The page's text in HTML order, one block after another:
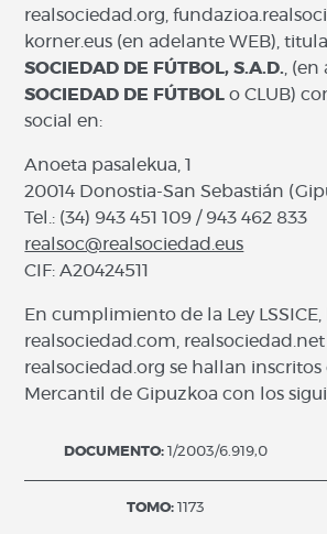
realsociedad.org,
korner.eus (en adelante WEB),
SOCIEDAD DE FÚTBOL, S.A.D., (en
SOCIEDAD DE FÚTBOL o CLUB)
social en:
Anoeta pasalekua, 1
20014 Donostia-San Sebastián
Tel.: (34) 943 451 109 / 943 462 833
realsoc@realsociedad.eus
CIF: A20424511
En cumplimiento de la Ley
realsociedad.com, realsociedad.net
realsociedad.org se hallan inscritos
Mercantil de Gipuzkoa con los
DOCUMENTO: 1/2003/6.919,0
TOMO: 1173